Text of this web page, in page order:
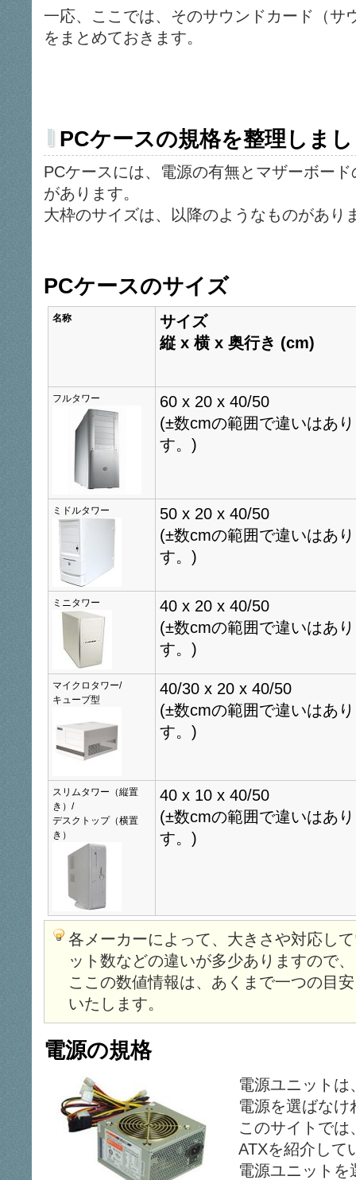
一応、ここでは、そのサウンドカード（サ
をまとめておきます。
PCケースの規格を整理しま
PCケースには、電源の有無とマザーボー
があります。
大枠のサイズは、以降のようなものがあり
PCケースのサイズ
名称
サイズ
縦 x 横 x 奥行き (cm)
フルタワー
60 x 20 x 40/50
(±数cmの範囲で違いはあ
す。)
ミドルタワー
50 x 20 x 40/50
(±数cmの範囲で違いはあ
す。)
ミニタワー
40 x 20 x 40/50
(±数cmの範囲で違いはあ
す。)
マイクロタワー/
キューブ型
40/30 x 20 x 40/50
(±数cmの範囲で違いはあ
す。)
スリムタワー（縦置
き）/
デスクトップ（横置
き）
40 x 10 x 40/50
(±数cmの範囲で違いはあ
す。)
各メーカーによって、大きさや対応し
ット数などの違いが多少ありますので、
ここの数値情報は、あくまで一つの目
いたします。
電源の規格
電源ユニット
電源を選ばなけ
このサイトで
ATXを紹介して
電源ユニット